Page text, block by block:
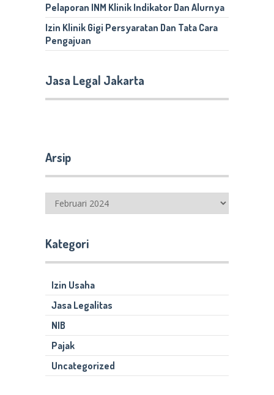
Pelaporan INM Klinik Indikator Dan Alurnya
Izin Klinik Gigi Persyaratan Dan Tata Cara
Pengajuan
Jasa Legal Jakarta
Arsip
Arsip
Kategori
Izin Usaha
Jasa Legalitas
NIB
Pajak
Uncategorized